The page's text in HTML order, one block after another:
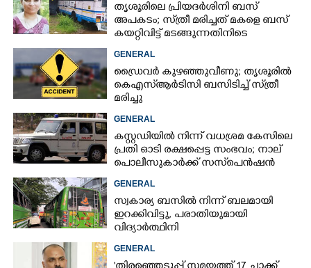
തൃശൂരിലെ പ്രിയദർശിനി ബസ്
അപകടം; സ്‌ത്രീ മരിച്ചത് മകളെ ബസ്
കയറ്റിവിട്ട് മടങ്ങുന്നതിനിടെ
GENERAL
ഡ്രൈവർ കുഴഞ്ഞുവീണു; തൃശൂരിൽ
കെഎസ്‌ആർടിസി ബസിടിച്ച് സ്‌ത്രീ
മരിച്ചു
GENERAL
കസ്റ്റഡിയിൽ നിന്ന് വധശ്രമ കേസിലെ
പ്രതി ഓടി രക്ഷപ്പെട്ട സംഭവം; നാല്
പൊലീസുകാർക്ക് സസ്‌പെൻഷൻ
GENERAL
സ്വകാര്യ ബസിൽ നിന്ന് ബലമായി
ഇറക്കിവിട്ടു, പരാതിയുമായി
വിദ്യാർത്ഥിനി
GENERAL